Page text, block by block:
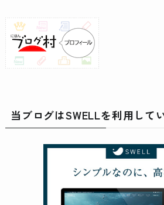
当ブログはSWELLを利用して